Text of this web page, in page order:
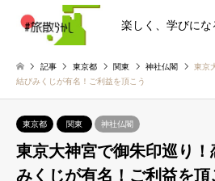
楽しく、学びにな
記事 東京都 関東 神社仏閣
東京
結びみくじが有名！ご利益を頂こう
東京都 関東 神社仏閣
東京大神宮で御朱印巡り
みくじが有名！ご利益を頂